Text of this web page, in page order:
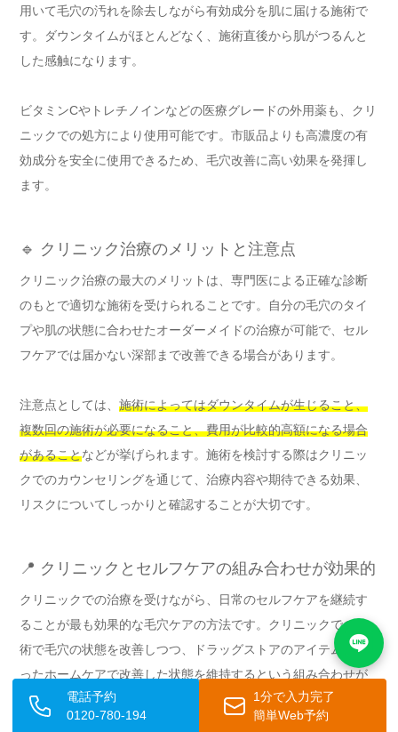
用いて毛穴の汚れを除去しながら有効成分を肌に届ける施術で
す。ダウンタイムがほとんどなく、施術直後から肌がつるんと
した感触になります。
ビタミンCやトレチノインなどの医療グレードの外用薬も、クリ
ニックでの処方により使用可能です。市販品よりも高濃度の有
効成分を安全に使用できるため、毛穴改善に高い効果を発揮し
ます。
🔹 クリニック治療のメリットと注意点
クリニック治療の最大のメリットは、専門医による正確な診断
のもとで適切な施術を受けられることです。自分の毛穴のタイ
プや肌の状態に合わせたオーダーメイドの治療が可能で、セル
フケアでは届かない深部まで改善できる場合があります。
注意点としては、 施術によってはダウンタイムが生じること、
複数回の施術が必要になること、費用が比較的高額になる場合
があることなどが挙げられます。施術を検討する際はクリニッ
クでのカウンセリングを通じて、治療内容や期待できる効果、
リスクについてしっかりと確認することが大切です。
📍 クリニックとセルフケアの組み合わせが効果的
クリニックでの治療を受けながら、日常のセルフケアを継続す
ることが最も効果的な毛穴ケアの方法です。クリニックでの施
術で毛穴の状態を改善しつつ、ドラッグストアのアイテムを使
ったホームケアで改善した状態を維持するという組み合わせが
理想的です。担当医師にホームケアの方法についても相談する
と、より効果的なアドバイスが得られます。
電話予約
0120-780-194
1分で入力完了
簡単Web予約